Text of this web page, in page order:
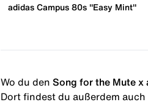
adidas Campus 80s "Easy Mint"
Wo du den Song for the Mute x
Dort findest du außerdem auch